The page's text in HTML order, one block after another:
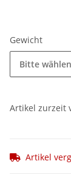
Gewicht
Bitte
Artikel zurzeit
Artikel